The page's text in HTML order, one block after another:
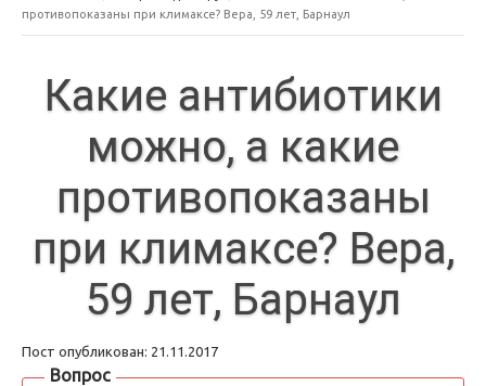
противопоказаны при климаксе? Вера, 59 лет, Барнаул
Какие антибиотики
можно, а какие
противопоказаны
при климаксе? Вера,
59 лет, Барнаул
Пост опубликован: 21.11.2017
Вопрос